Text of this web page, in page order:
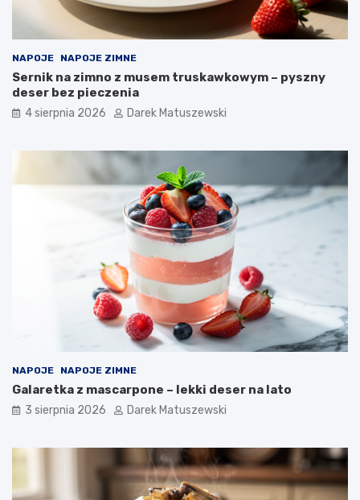
NAPOJE NAPOJE ZIMNE
Sernik na zimno z musem truskawkowym – pyszny
deser bez pieczenia
4 sierpnia 2026 Darek Matuszewski
NAPOJE NAPOJE ZIMNE
Galaretka z mascarpone – lekki deser na lato
3 sierpnia 2026 Darek Matuszewski